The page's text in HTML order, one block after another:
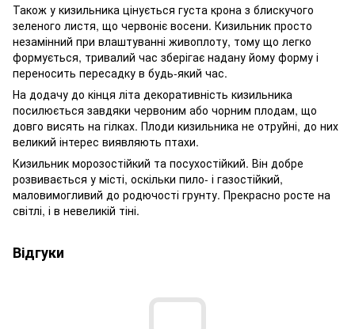
Також у кизильника цінується густа крона з блискучого
зеленого листя, що червоніє восени. Кизильник просто
незамінний при влаштуванні живоплоту, тому що легко
формується, тривалий час зберігає надану йому форму і
переносить пересадку в будь-який час.
На додачу до кінця літа декоративність кизильника
посилюється завдяки червоним або чорним плодам, що
довго висять на гілках. Плоди кизильника не отруйні, до них
великий інтерес виявляють птахи.
Кизильник морозостійкий та посухостійкий. Він добре
розвивається у місті, оскільки пило- і газостійкий,
маловимогливий до родючості грунту. Прекрасно росте на
світлі, і в невеликій тіні.
Відгуки